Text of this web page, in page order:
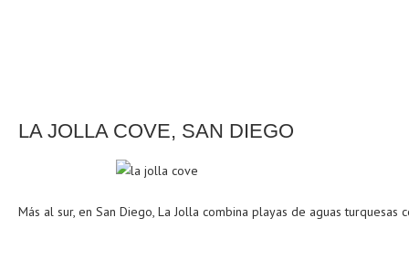
LA JOLLA COVE, SAN DIEGO
Más al sur, en San Diego, La Jolla combina playas de aguas